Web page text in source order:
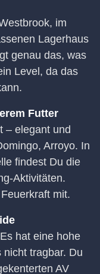
im
Lagerhaus
genau das, was
Level, da das
Futter
– elegant und
Arroyo. In
findest Du die
Aktivitäten.
mit.
hat eine hohe
tragbar. Du
AV